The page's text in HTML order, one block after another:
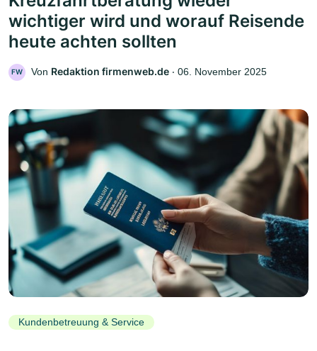
wichtiger wird und worauf Reisende
heute achten sollten
FW Von Redaktion firmenweb.de ‧ 06. November 2025
Kundenbetreuung & Service